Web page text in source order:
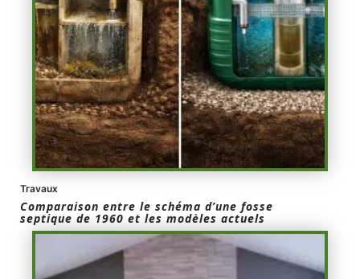
Travaux
Comparaison entre le schéma d’une fosse
septique de 1960 et les modèles actuels